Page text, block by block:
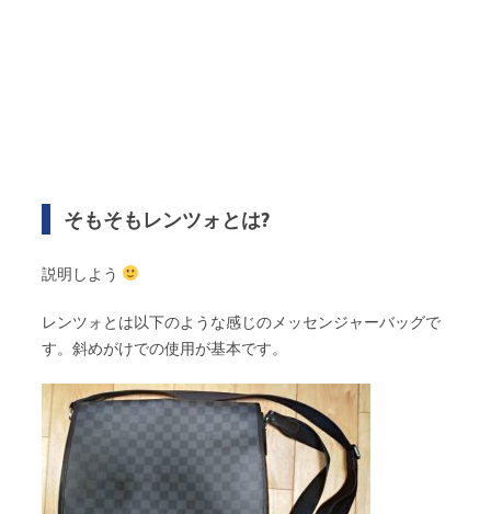
そもそもレンツォとは?
説明しよう
レンツォとは以下のような感じのメッセンジャーバッグで
す。斜めがけでの使用が基本です。